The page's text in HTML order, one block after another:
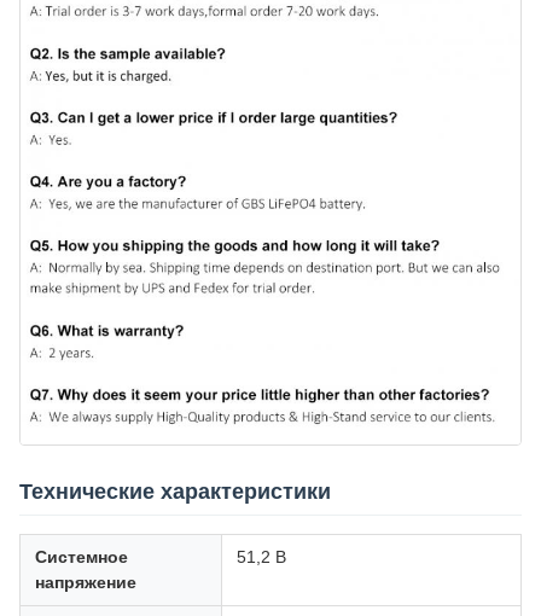
Технические характеристики
Системное
напряжение
51,2 В